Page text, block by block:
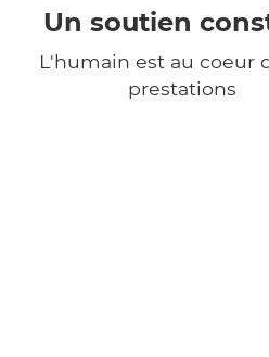
Un soutien
L'humain est au coeur
prestations